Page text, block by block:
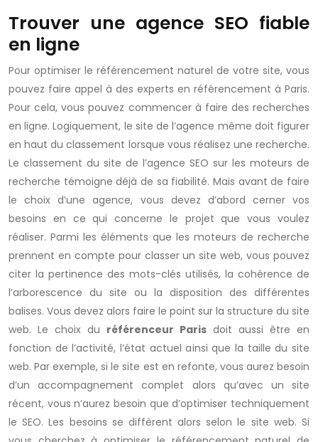
Trouver une agence SEO fiable
en ligne
Pour optimiser le référencement naturel de votre site, vous
pouvez faire appel à des experts en référencement à Paris.
Pour cela, vous pouvez commencer à faire des recherches
en ligne. Logiquement, le site de l’agence même doit figurer
en haut du classement lorsque vous réalisez une recherche.
Le classement du site de l’agence SEO sur les moteurs de
recherche témoigne déjà de sa fiabilité. Mais avant de faire
le choix d’une agence, vous devez d’abord cerner vos
besoins en ce qui concerne le projet que vous voulez
réaliser. Parmi les éléments que les moteurs de recherche
prennent en compte pour classer un site web, vous pouvez
citer la pertinence des mots-clés utilisés, la cohérence de
l’arborescence du site ou la disposition des différentes
balises. Vous devez alors faire le point sur la structure du site
web. Le choix du référenceur Paris doit aussi être en
fonction de l’activité, l’état actuel ainsi que la taille du site
web. Par exemple, si le site est en refonte, vous aurez besoin
d’un accompagnement complet alors qu’avec un site
récent, vous n’aurez besoin que d’optimiser techniquement
le SEO. Les besoins se diffèrent alors selon le site web. Si